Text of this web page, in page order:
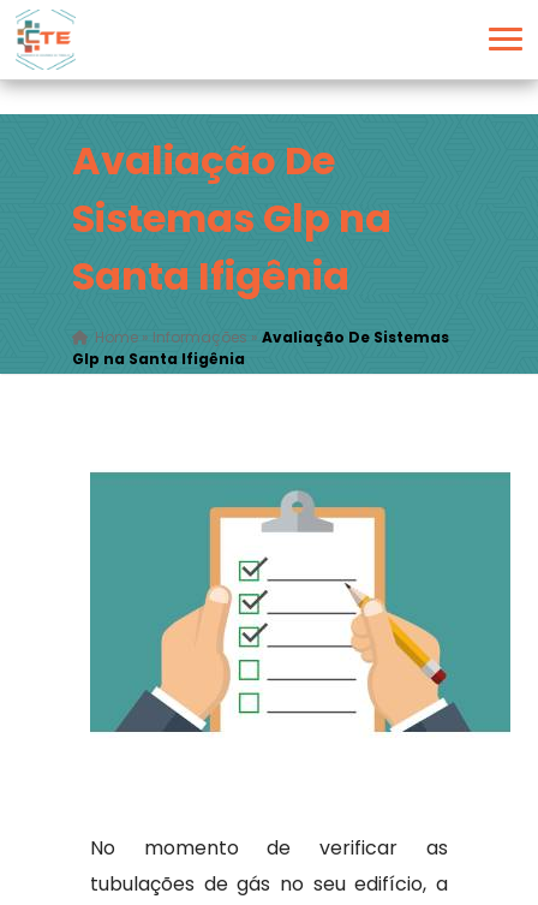
Avaliação De
Sistemas Glp na
Santa Ifigênia
Home» Informações » Avaliação De Sistemas
Glp na Santa Ifigênia
No momento de verificar as
tubulações de gás no seu edifício, a